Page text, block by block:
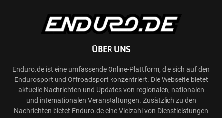
ÜBER UNS
Enduro.de ist eine umfassende Online-Plattform, die sich auf den
Endurosport und Offroadsport konzentriert. Die Webseite bietet
aktuelle Nachrichten und Updates von regionalen, nationalen
und internationalen Veranstaltungen. Zusätzlich zu den
Nachrichten bietet Enduro.de eine Vielzahl von Dienstleistungen